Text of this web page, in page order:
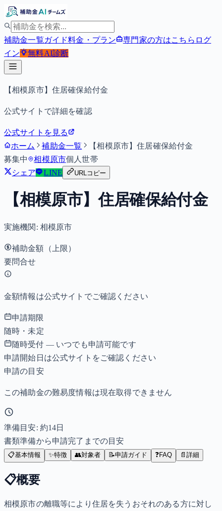
補助金一覧ガイド料金・プラン 専門家の方はこちら ログ
イン
無料AI診断
【相模原市】住居確保給付金
公式サイトで詳細を確認
公式サイトを見る
ホーム
補助金一覧
【相模原市】住居確保給付金
募集中
相模原市個人世帯
シェア
LINE URLコピー
【相模原市】住居確保給付金
実施機関: 相模原市
補助金額（上限）
要問合せ
金額情報は公式サイトでご確認ください
申請期限
随時・未定
随時受付 — いつでも申請可能です
申請開始日は公式サイトをご確認ください
申請の目安
この補助金の難易度情報は現在取得できません
準備目安: 約14日
書類準備から申請完了までの目安
📋基本情報 ✨特徴 👥対象者 📝申請ガイド ❓FAQ 📄 詳細
📋概要
相模原市の離職等により住居を失うおそれのある方に対し